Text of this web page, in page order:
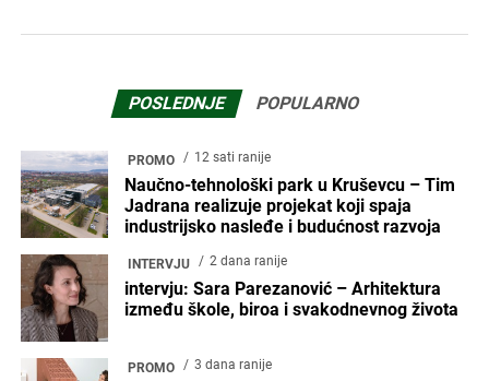
POSLEDNJE POPULARNO
PROMO 12 sati ranije
Naučno-tehnološki park u Kruševcu – Tim
Jadrana realizuje projekat koji spaja
industrijsko nasleđe i budućnost razvoja
INTERVJU 2 dana ranije
intervju: Sara Parezanović – Arhitektura
između škole, biroa i svakodnevnog života
PROMO 3 dana ranije